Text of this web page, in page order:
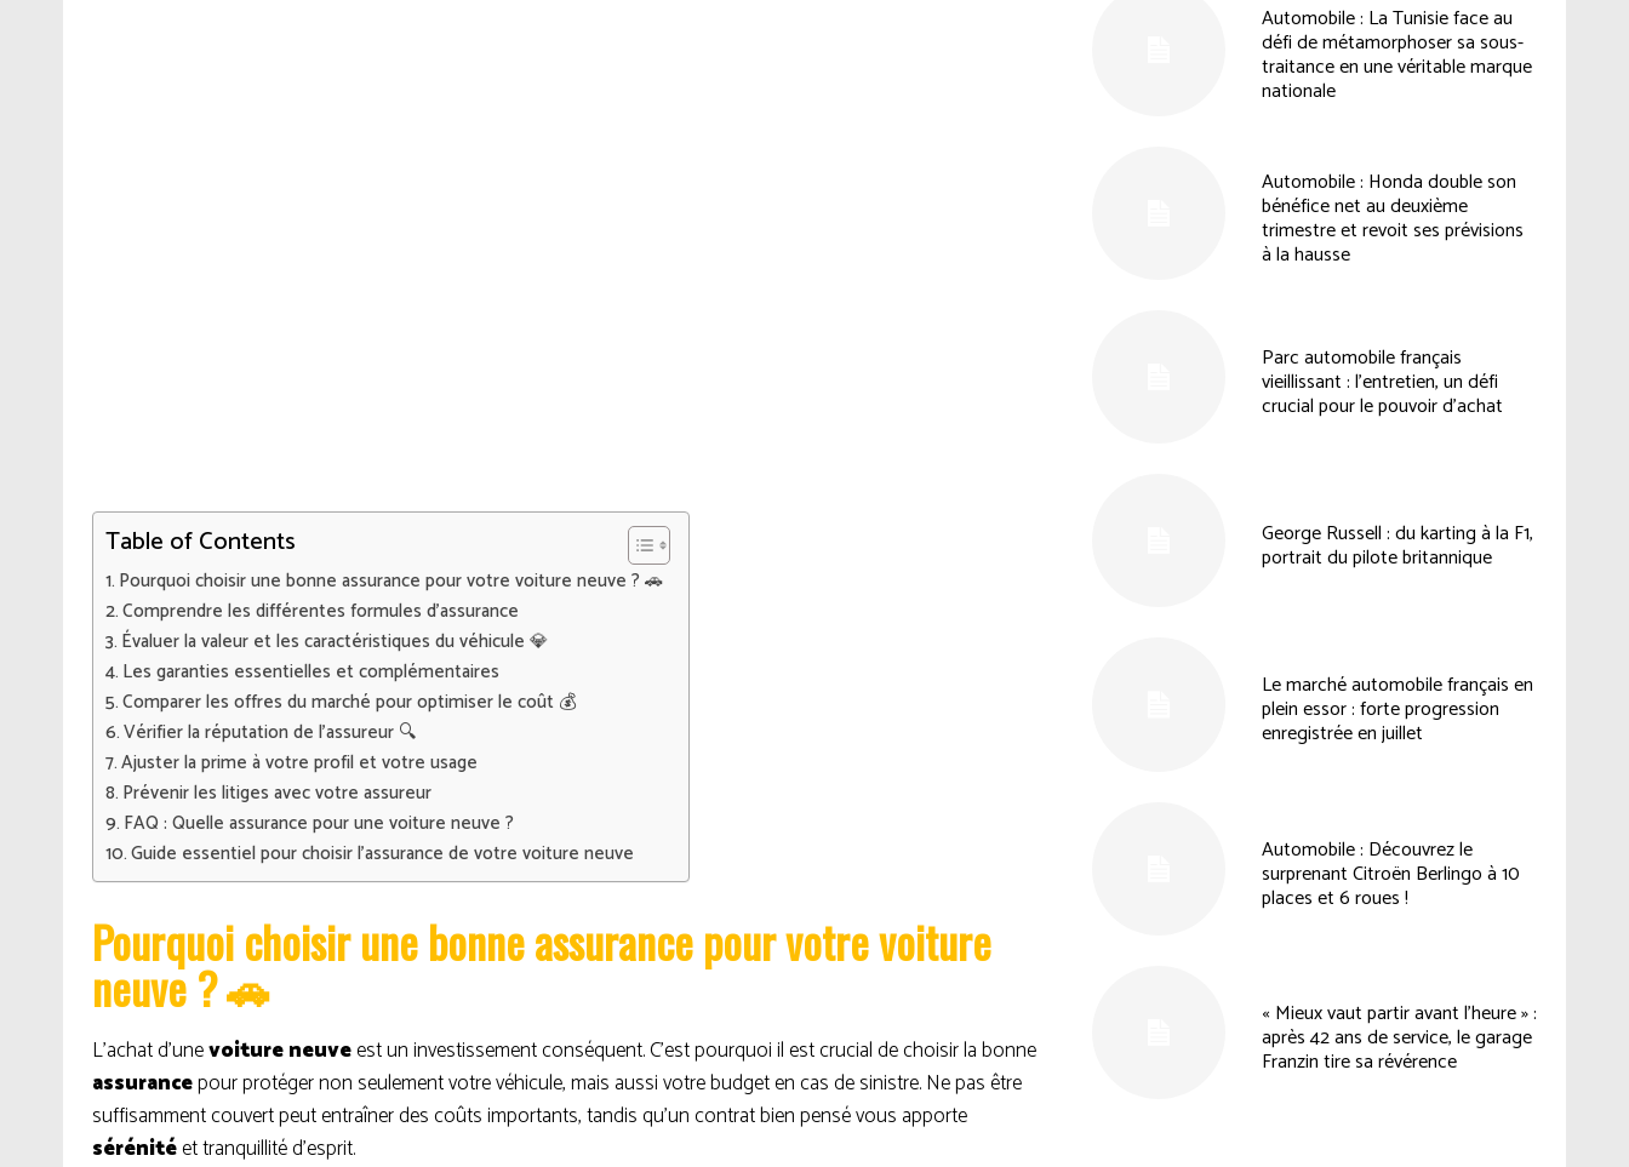
Table of Contents
Pourquoi choisir une bonne assurance pour votre voiture neuve ? 🚗
Comprendre les différentes formules d’assurance
Évaluer la valeur et les caractéristiques du véhicule 💎
Les garanties essentielles et complémentaires
Comparer les offres du marché pour optimiser le coût 💰
Vérifier la réputation de l’assureur 🔍
Ajuster la prime à votre profil et votre usage
Prévenir les litiges avec votre assureur
FAQ : Quelle assurance pour une voiture neuve ?
Guide essentiel pour choisir l’assurance de votre voiture neuve
Pourquoi choisir une bonne assurance pour votre voiture
neuve ? 🚗
L’achat d’unevoiture neuveest un investissement conséquent. C’est pourquoi il est crucial de choisir la bonne
assurancepour protéger non seulement votre véhicule, mais aussi votre budget en cas de sinistre. Ne pas être
suffisamment couvert peut entraîner des coûts importants, tandis qu’un contrat bien pensé vous apporte
sérénitéet tranquillité d’esprit.
Automobile : La Tunisie face au
défi de métamorphoser sa sous-
traitance en une véritable marque
nationale
Automobile : Honda double son
bénéfice net au deuxième
trimestre et revoit ses prévisions
à la hausse
Parc automobile français
vieillissant : l’entretien, un défi
crucial pour le pouvoir d’achat
George Russell : du karting à la F1,
portrait du pilote britannique
Le marché automobile français en
plein essor : forte progression
enregistrée en juillet
Automobile : Découvrez le
surprenant Citroën Berlingo à 10
places et 6 roues !
« Mieux vaut partir avant l’heure » :
après 42 ans de service, le garage
Franzin tire sa révérence